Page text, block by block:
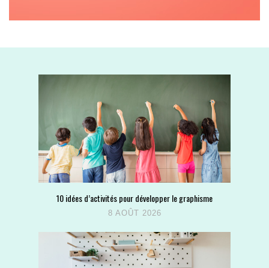
10 idées d’activités pour développer le graphisme
8 AOÛT 2026